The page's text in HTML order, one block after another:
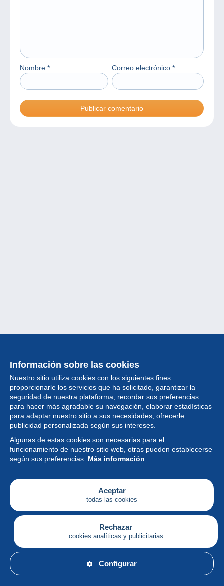
Nombre * Correo electrónico *
Información sobre las cookies
Nuestro sitio utiliza cookies con los siguientes fines:
proporcionarle los servicios que ha solicitado, garantizar la
seguridad de nuestra plataforma, recordar sus preferencias
para hacer más agradable su navegación, elaborar estadísticas
para adaptar nuestro sitio a sus necesidades, ofrecerle
publicidad personalizada según sus intereses.
Algunas de estas cookies son necesarias para el
funcionamiento de nuestro sitio web, otras pueden establecerse
según sus preferencias. Más información
Aceptar
todas las cookies
Rechazar
cookies analíticas y publicitarias
Configurar
Colección
Noticias
Funcionalidad
Empresa
Servicios
Escribir
Español